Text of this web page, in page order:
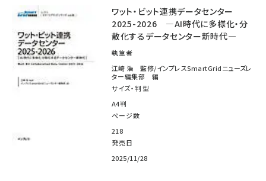
ワット・ビット連携データセンター
2025-2026 ―AI時代に多様化・分
散化するデータセンター新時代―
執筆者
江崎 浩 監修/インプレスSmartGridニューズレ
ター編集部 編
サイズ・判型
A4判
ページ数
218
発売日
2025/11/28